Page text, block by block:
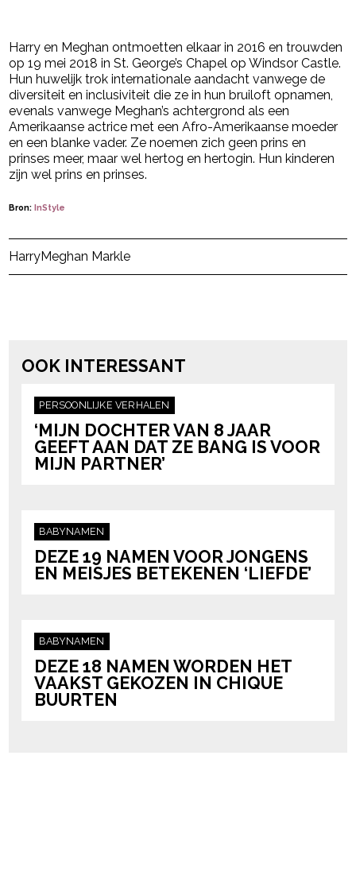
Harry en Meghan ontmoetten elkaar in 2016 en trouwden
op 19 mei 2018 in St. George’s Chapel op Windsor Castle.
Hun huwelijk trok internationale aandacht vanwege de
diversiteit en inclusiviteit die ze in hun bruiloft opnamen,
evenals vanwege Meghan’s achtergrond als een
Amerikaanse actrice met een Afro-Amerikaanse moeder
en een blanke vader. Ze noemen zich geen prins en
prinses meer, maar wel hertog en hertogin. Hun kinderen
zijn wel prins en prinses.
Bron:InStyle
Post Views: 7.203
HarryMeghan Markle
OOK INTERESSANT
PERSOONLIJKE VERHALEN
‘MIJN DOCHTER VAN 8 JAAR
GEEFT AAN DAT ZE BANG IS VOOR
MIJN PARTNER’
BABYNAMEN
DEZE 19 NAMEN VOOR JONGENS
EN MEISJES BETEKENEN ‘LIEFDE’
BABYNAMEN
DEZE 18 NAMEN WORDEN HET
VAAKST GEKOZEN IN CHIQUE
BUURTEN